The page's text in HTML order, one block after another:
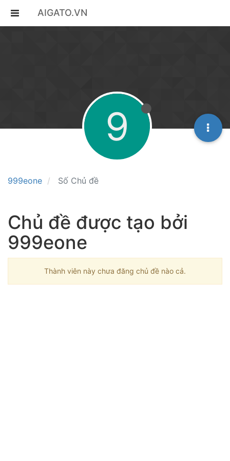
AIGATO.VN
999eone Số Chủ đề
9
Chủ đề được tạo bởi
999eone
Thành viên này chưa đăng chủ đề nào cả.